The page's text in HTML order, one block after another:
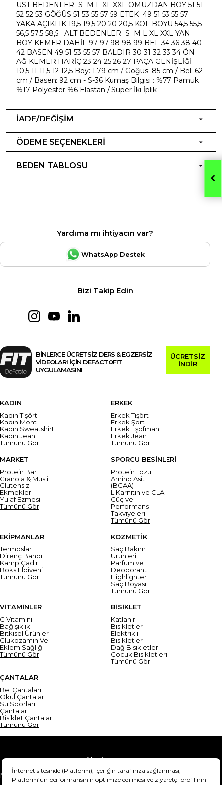
ÜST BEDENLER S M L XL XXL OMUZDAN BOY 51 51
52 52 53 GÖĞÜS 51 53 55 57 59 ETEK 49 51 53 55 57
YAKA AÇIKLIK 19,5 19,5 20 20 20,5 KOL BOYU 54,5 55,5
56,5 57,5 58,5 ALT BEDENLER S M L XL XXL YAN
BOY KEMER DAHİL 97 97 98 98 99 BEL 34 36 38 40
42 BASEN 49 51 53 55 57 BALDIR 30 31 32 33 34 ÖN
AĞ KEMER HARİÇ 23 24 25 26 27 PAÇA GENİŞLİĞİ
10,5 11 11,5 12 12,5 Boy: 1.79 cm / Göğüs: 85 cm / Bel: 62
cm / Basen: 92 cm - S-36 Kumaş Bilgisi : %77 Pamuk
%17 Polyester %6 Elastan / Süper İki İplik
İADE/DEĞİŞİM
ÖDEME SEÇENEKLERİ
BEDEN TABLOSU
Yardıma mı ihtiyacın var?
WhatsApp Destek
Bizi Takip Edin
BİNLERCE ÜCRETSİZ DERS & EGZERSİZ
VİDEOLARI İÇİN DEFACTOFIT
UYGULAMASINI
ÜCRETSİZ
İNDİR
KADIN
Kadın Tişört
Kadın Mont
Kadın Sweatshirt
Kadın Jean
Tümünü Gör
ERKEK
Erkek Tişört
Erkek Şort
Erkek Eşofman
Erkek Jean
Tümünü Gör
MARKET
Protein Bar
Granola & Müsli
Glutensiz
Ekmekler
Yulaf Ezmesi
Tümünü Gör
SPORCU BESİNLERİ
Protein Tozu
Amino Asit
(BCAA)
L Karnitin ve CLA
Güç ve
Performans
Takviyeleri
Tümünü Gör
EKİPMANLAR
Termoslar
Direnç Bandı
Kamp Çadırı
Boks Eldiveni
Tümünü Gör
KOZMETİK
Saç Bakım
Ürünleri
Parfüm ve
Deodorant
Highlighter
Saç Boyası
Tümünü Gör
VİTAMİNLER
C Vitamini
Bağışıklık
Bitkisel Ürünler
Glukozamin Ve
Eklem Sağlığı
Tümünü Gör
BİSİKLET
Katlanır
Bisikletler
Elektrikli
Bisikletler
Dağ Bisikletleri
Çocuk Bisikletleri
Tümünü Gör
ÇANTALAR
Bel Çantaları
Okul Çantaları
Su Sporları
Çantaları
Bisiklet Çantaları
Tümünü Gör
Yardım
Mesafeli Satış Sözleşmesi
Teslimat Bilgisi